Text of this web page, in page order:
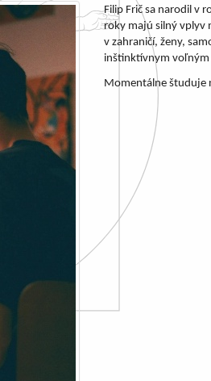
Filip Frič sa narodil v
roky majú silný vplyv
v zahraničí, ženy,
inštinktívnym
Momentálne študuje